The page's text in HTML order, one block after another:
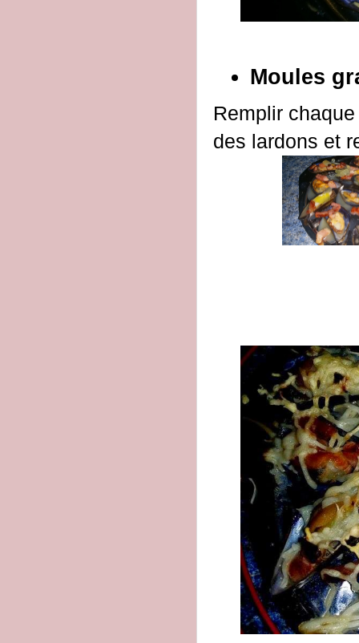
Moules
Remplir
des lardons et